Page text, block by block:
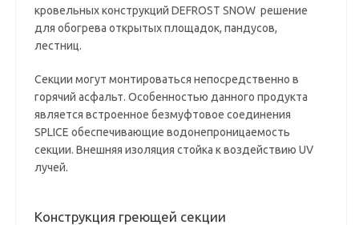
кровельных конструкций DEFROST SNOW решение
для обогрева открытых площадок, пандусов,
лестниц.
Секции могут монтироваться непосредственно в
горячий асфальт. Особенностью данного продукта
является встроенное безмуфтовое соединения
SPLICE обеспечивающие водонепроницаемость
секции. Внешняя изоляция стойка к воздействию UV
лучей.
Конструкция греющей секции